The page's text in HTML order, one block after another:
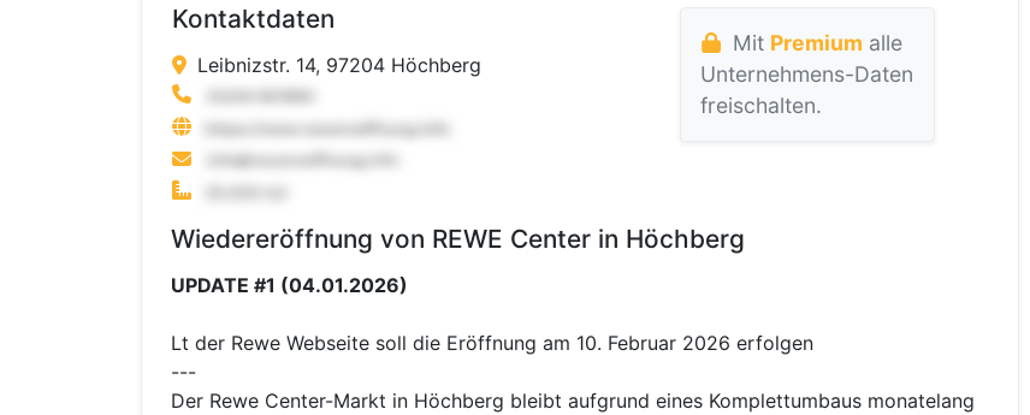
Kontaktdaten
Leibnizstr. 14, 97204 Höchberg
Mit Premium alle
Unternehmens-Daten
freischalten.
Wiedereröffnung von REWE Center in Höchberg
UPDATE #1 (04.01.2026)
Lt der Rewe Webseite soll die Eröffnung am 10. Februar 2026 erfolgen
---
Der Rewe Center-Markt in Höchberg bleibt aufgrund eines Komplettumbaus monatelang